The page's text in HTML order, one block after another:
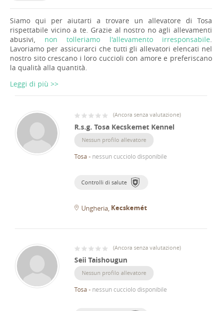
Siamo qui per aiutarti a trovare un allevatore di Tosa
rispettabile vicino a te. Grazie al nostro no agli allevamenti
abusivi, non tolleriamo l'allevamento irresponsabile
Lavoriamo per assicurarci che tutti gli allevatori elencati nel
nostro sito crescano i loro cuccioli con amore e preferiscano
la qualità alla quantità.
Leggi di più >>
(Ancora senza valutazione)
R.s.g. Tosa Kecskemet Kennel
Nessun profilo allevatore
Tosa - nessun cucciolo disponibile
Controlli di salute
Ungheria Kecskemét
(Ancora senza valutazione)
Seii Taishougun
Nessun profilo allevatore
Tosa - nessun cucciolo disponibile